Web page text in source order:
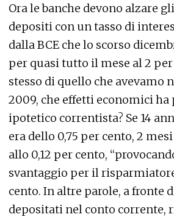
Ora le banche devono alzare
depositi con un tasso di
dalla BCE che lo scorso
per quasi tutto il mese al 2
stesso di quello che avevamo
2009, che effetti economici ha
ipotetico correntista? Se 14
era dello 0,75 per cento, 2
allo 0,12 per cento,
svantaggio per il
cento. In altre parole, a fronte
depositati nel conto corrente,